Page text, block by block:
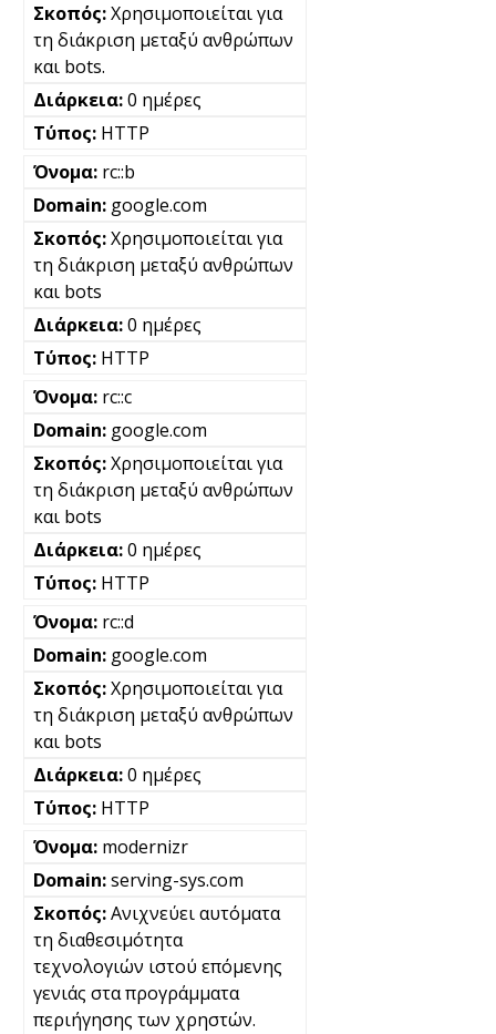
Χρησιμοποιείται για
τη διάκριση μεταξύ ανθρώπων
και bots.
0 ημέρες
HTTP
rc::b
google.com
Χρησιμοποιείται για
τη διάκριση μεταξύ ανθρώπων
και bots
0 ημέρες
HTTP
rc::c
google.com
Χρησιμοποιείται για
τη διάκριση μεταξύ ανθρώπων
και bots
0 ημέρες
HTTP
rc::d
google.com
Χρησιμοποιείται για
τη διάκριση μεταξύ ανθρώπων
και bots
0 ημέρες
HTTP
modernizr
serving-sys.com
Ανιχνεύει αυτόματα
τη διαθεσιμότητα
τεχνολογιών ιστού επόμενης
γενιάς στα προγράμματα
περιήγησης των χρηστών.